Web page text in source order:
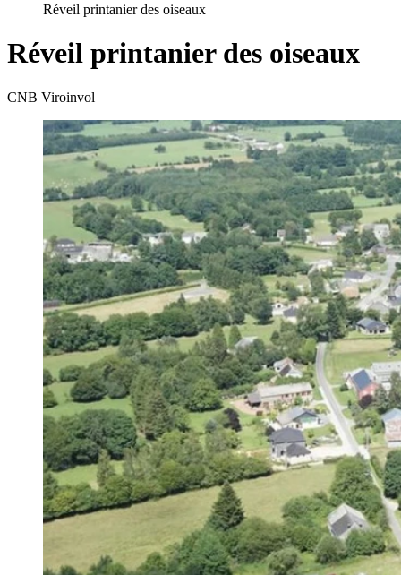
Réveil printanier des oiseaux
Réveil printanier des oiseaux
CNB Viroinvol